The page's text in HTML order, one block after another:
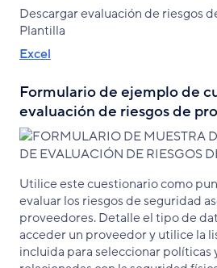
Descargar evaluación de riesgos
Plantilla
Excel
Formulario de ejemplo de
evaluación de riesgos de
Utilice este cuestionario como
evaluar los riesgos de seguridad
proveedores. Detalle el tipo de
acceder un proveedor y utilice la
incluida para seleccionar políticas